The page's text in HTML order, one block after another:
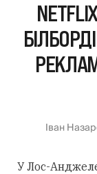
Іван
У Лос-